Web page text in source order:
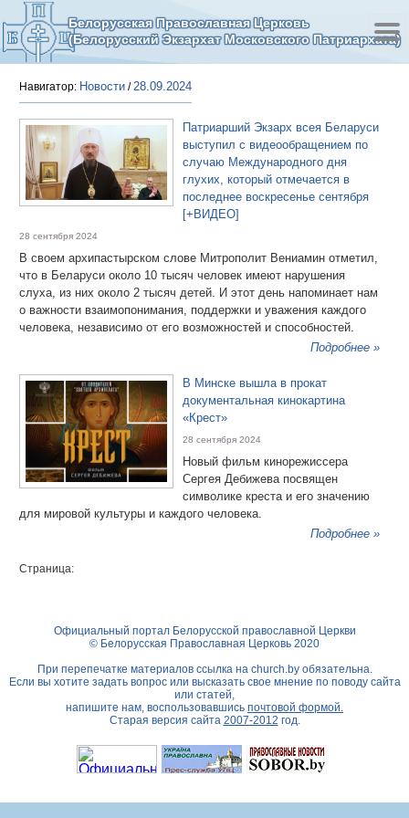
Белорусская Православная Церковь
(Белорусский Экзархат Московского Патриархата)
Навигатор: Новости /28.09.2024
Патриарший Экзарх всея Беларуси
выступил с видеообращением по
случаю Международного дня
глухих, который отмечается в
последнее воскресенье сентября
[+ВИДЕО]
28 сентября 2024
В своем архипастырском слове Митрополит Вениамин отметил,
что в Беларуси около 10 тысяч человек имеют нарушения
слуха, из них около 2 тысяч детей. И этот день напоминает нам
о важности взаимопонимания, поддержки и уважения каждого
человека, независимо от его возможностей и способностей.
Подробнее »
В Минске вышла в прокат
документальная кинокартина
«Крест»
28 сентября 2024
Новый фильм кинорежиссера
Сергея Дебижева посвящен
символике креста и его значению
для мировой культуры и каждого человека.
Подробнее »
Страница:
Официальный портал Белорусской православной Церкви
© Белорусская Православная Церковь 2020
При перепечатке материалов ссылка на church.byобязательна.
Если вы хотите задать вопрос или высказать свое мнение по поводу сайта
или статей,
напишите нам, воспользовавшись почтовой формой.
Старая версия сайта 2007-2012 год.